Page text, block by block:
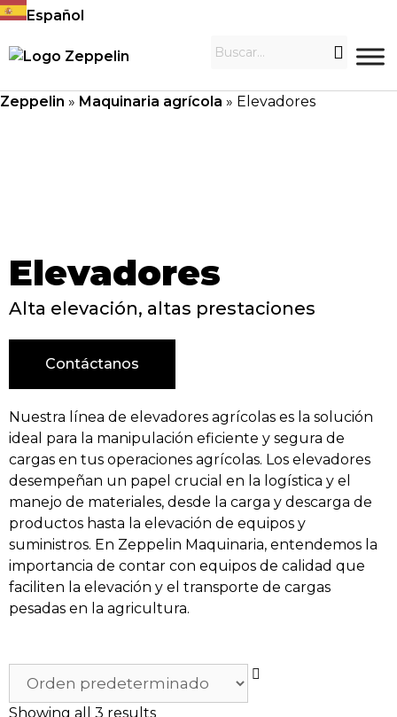
Español
Zeppelin » Maquinaria agrícola » Elevadores
Elevadores
Alta elevación, altas prestaciones
Contáctanos
Nuestra línea de elevadores agrícolas es la solución
ideal para la manipulación eficiente y segura de
cargas en tus operaciones agrícolas. Los elevadores
desempeñan un papel crucial en la logística y el
manejo de materiales, desde la carga y descarga de
productos hasta la elevación de equipos y
suministros. En Zeppelin Maquinaria, entendemos la
importancia de contar con equipos de calidad que
faciliten la elevación y el transporte de cargas
pesadas en la agricultura.
Showing all 3 results